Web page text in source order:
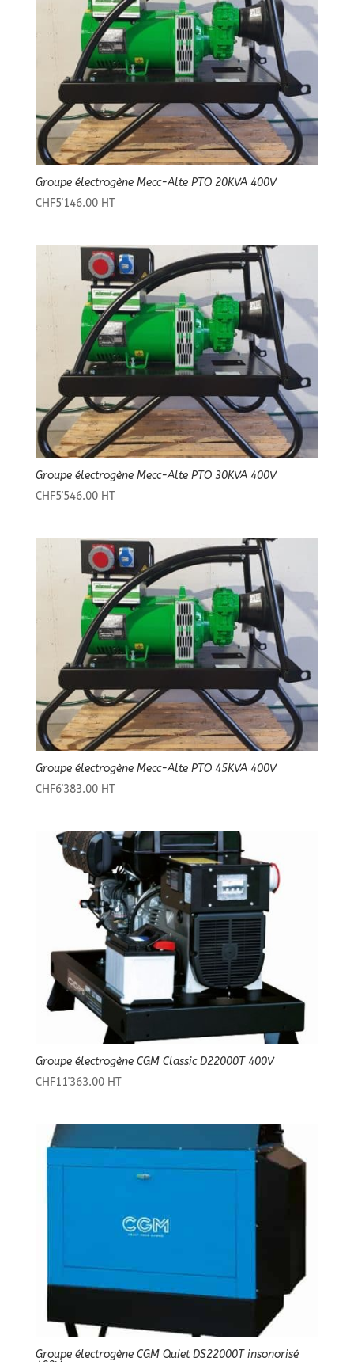
Groupe électrogène Mecc-Alte PTO 20KVA 400V
CHF5'146.00 HT
Groupe électrogène Mecc-Alte PTO 30KVA 400V
CHF5'546.00 HT
Groupe électrogène Mecc-Alte PTO 45KVA 400V
CHF6'383.00 HT
Groupe électrogène CGM Classic D22000T 400V
CHF11'363.00 HT
Groupe électrogène CGM Quiet DS22000T insonorisé